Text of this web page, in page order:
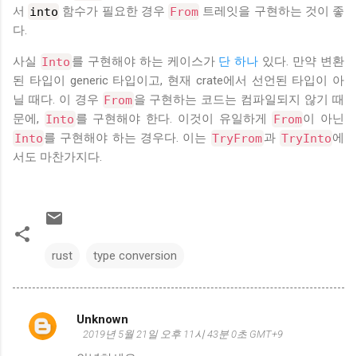
서 into 함수가 필요한 경우 From 트레잇을 구현하는 것이 좋
다.
사실 Into 를 구현해야 하는 케이스가 단 하나 있다. 만약 변환
된 타입이 generic 타입이고, 현재 crate에서 선언된 타입이 아
닐 때다. 이 경우 From을 구현하는 코드는 컴파일되지 않기 때
문에, Into 를 구현해야 한다. 이것이 유일하게 From이 아닌
Into를 구현해야 하는 경우다. 이는 TryFrom과 TryInto에
서도 마찬가지다.
rust type conversion
댓
Unknown
2019년 5월 21일 오후 11시 43분 0초 GMT+9